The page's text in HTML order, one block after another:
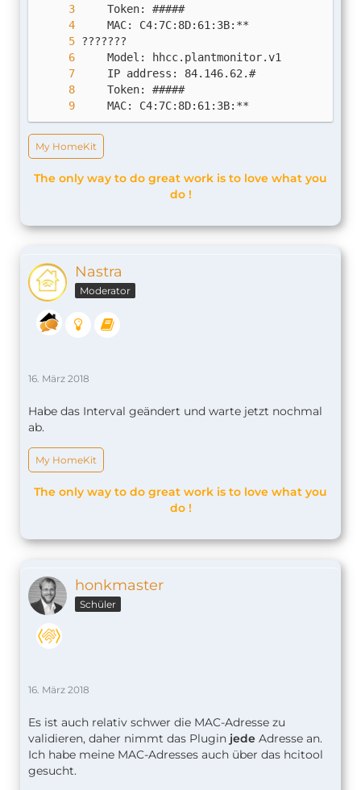
    MAC: C4:7C:8D:61:3B:**
My HomeKit
The only way to do great work is to love what you
do !
Nastra
Moderator
16. März 2018
Habe das Interval geändert und warte jetzt nochmal
ab.
My HomeKit
The only way to do great work is to love what you
do !
honkmaster
Schüler
16. März 2018
Es ist auch relativ schwer die MAC-Adresse zu
validieren, daher nimmt das Plugin jede Adresse an.
Ich habe meine MAC-Adresses auch über das hcitool
gesucht.